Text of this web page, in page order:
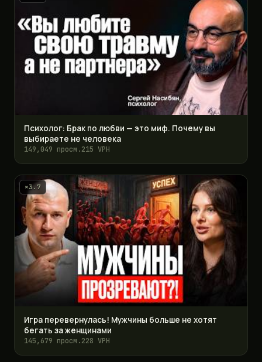
Психолог: Брак по любви — это миф. Почему вы
выбираете не человека
149,049 просм.215 VPH
×3.7
Игра перевернулась! Мужчины больше не хотят
бегать за женщинами
145,679 просм.228 VPH